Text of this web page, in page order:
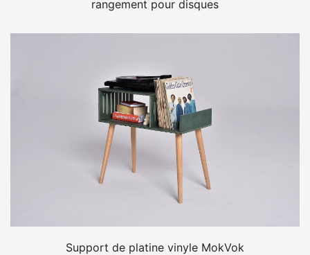
rangement pour disques
Support de platine vinyle MokVok